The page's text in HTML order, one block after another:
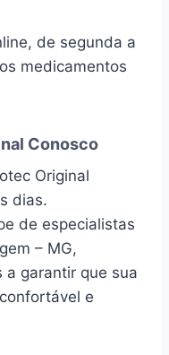
de segunda a
medicamentos
Conosco
Original
dias.
de especialistas
– MG,
garantir que sua
e